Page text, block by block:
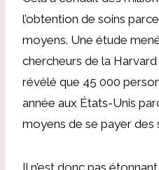
l’obtention de soins parce
moyens. Une étude
chercheurs de la
révélé que 45 000
année aux États-Unis
moyens de se payer des
Il n’est donc pas